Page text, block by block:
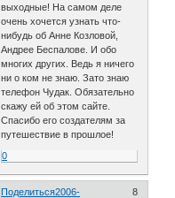
выходные! На самом деле
очень хочется узнать что-
нибудь об Анне Козловой,
Андрее Беспалове. И обо
многих других. Ведь я ничего
ни о ком не знаю. Зато знаю
телефон Чудак. Обязательно
скажу ей об этом сайте.
Спасибо его создателям за
путешествие в прошлое!
0
Поделиться 8
2006-